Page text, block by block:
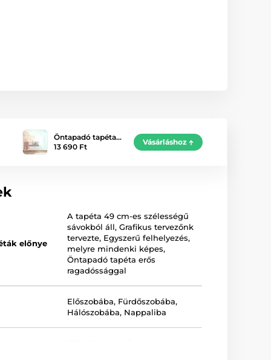
Öntapadó tapéta…
13 690 Ft
Vásárláshoz
előnye
A tapéta 49 cm-es szélességű
sávokból áll,Grafikus tervezőnk
tervezte, Egyszerű felhelyezés,
melyre mindenki képes,
Öntapadó tapéta erős
ragadóssággal
Előszobába, Fürdőszobába,
Hálószobába, Nappaliba